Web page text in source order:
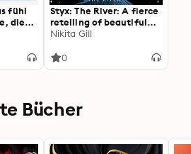
fühl
die
Styx: The River: A fierce
retelling of beautiful
verse from Sunday
author, Nikita Gill
Nikita Gill
0
Bücher